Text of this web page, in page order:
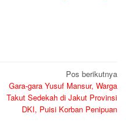
Pos berikutnya
Gara-gara Yusuf Mansur, Warga
Takut Sedekah di Jakut Provinsi
DKI, Puisi Korban Penipuan